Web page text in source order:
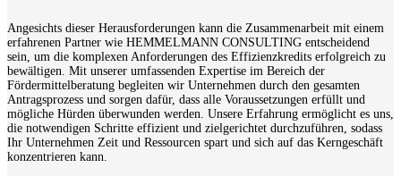
Angesichts dieser Herausforderungen kann die Zusammenarbeit mit einem
erfahrenen Partner wie HEMMELMANN CONSULTING entscheidend
sein, um die komplexen Anforderungen des Effizienzkredits erfolgreich zu
bewältigen. Mit unserer umfassenden Expertise im Bereich der
Fördermittelberatung begleiten wir Unternehmen durch den gesamten
Antragsprozess und sorgen dafür, dass alle Voraussetzungen erfüllt und
mögliche Hürden überwunden werden. Unsere Erfahrung ermöglicht es uns,
die notwendigen Schritte effizient und zielgerichtet durchzuführen, sodass
Ihr Unternehmen Zeit und Ressourcen spart und sich auf das Kerngeschäft
konzentrieren kann.